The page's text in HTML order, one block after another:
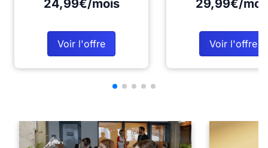
24,99€/mois
Voir l'offre
29,99€/
Voir l'offre